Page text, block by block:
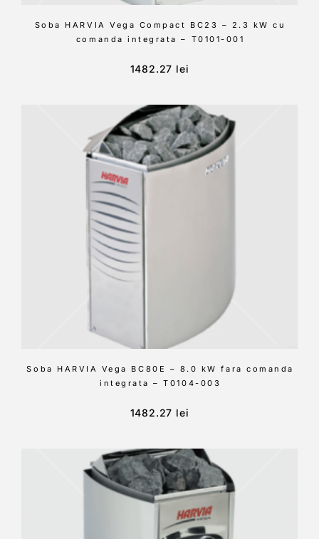
Soba HARVIA Vega Compact BC23 – 2.3 kW cu
comanda integrata – T0101-001
1482.27 lei
Soba HARVIA Vega BC80E – 8.0 kW fara comanda
integrata – T0104-003
1482.27 lei